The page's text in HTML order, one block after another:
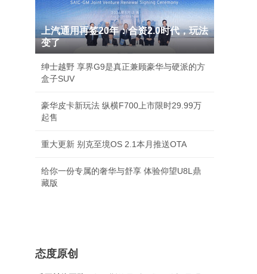
上汽通用再签20年：合资2.0时代，玩法
变了
绅士越野 享界G9是真正兼顾豪华与硬派的方
盒子SUV
豪华皮卡新玩法 纵横F700上市限时29.99万
起售
重大更新 别克至境OS 2.1本月推送OTA
给你一份专属的奢华与舒享 体验仰望U8L鼎
藏版
态度原创